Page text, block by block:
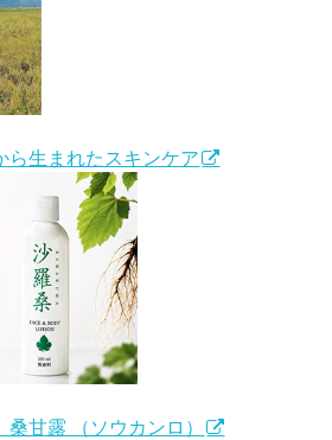
生まれたスキンケア
甘露 （ソウカンロ）